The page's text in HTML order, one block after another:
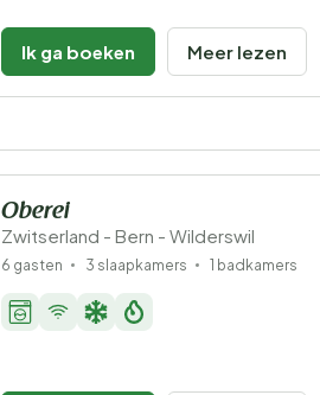
Ik ga boeken Meer lezen
Oberei
Zwitserland - Bern - Wilderswil
6 gasten 3 slaapkamers 1 badkamers